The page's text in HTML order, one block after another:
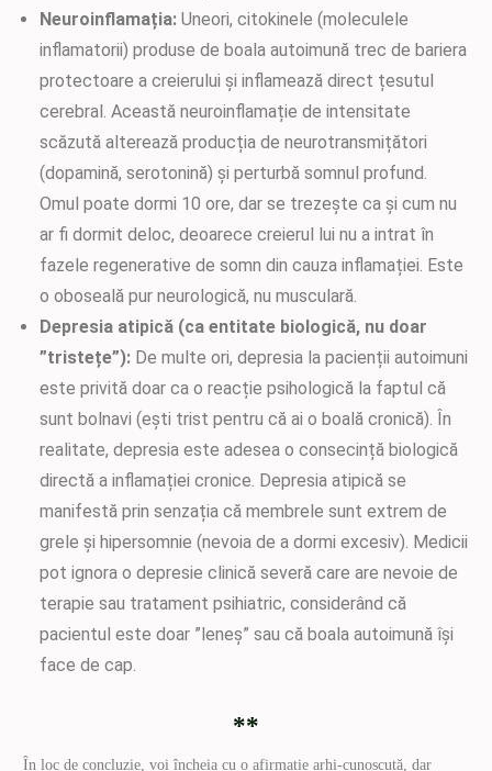
Neuroinflamația:Uneori, citokinele (moleculele
inflamatorii) produse de boala autoimună trec de bariera
protectoare a creierului și inflamează direct țesutul
cerebral. Această neuroinflamație de intensitate
scăzută alterează producția de neurotransmițători
(dopamină, serotonină) și perturbă somnul profund.
Omul poate dormi 10 ore, dar se trezește ca și cum nu
ar fi dormit deloc, deoarece creierul lui nu a intrat în
fazele regenerative de somn din cauza inflamației. Este
o oboseală pur neurologică, nu musculară.
Depresia atipică (ca entitate biologică, nu doar
”tristețe”): De multe ori, depresia la pacienții autoimuni
este privită doar ca o reacție psihologică la faptul că
sunt bolnavi (ești trist pentru că ai o boală cronică). În
realitate, depresia este adesea o consecință biologică
directă a inflamației cronice. Depresia atipică se
manifestă prin senzația că membrele sunt extrem de
grele și hipersomnie (nevoia de a dormi excesiv). Medicii
pot ignora o depresie clinică severă care are nevoie de
terapie sau tratament psihiatric, considerând că
pacientul este doar ”leneș” sau că boala autoimună își
face de cap.
**
În loc de concluzie, voi încheia cu o afirmație arhi-cunoscută, dar